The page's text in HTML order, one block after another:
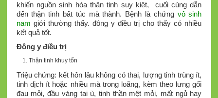
khiến nguồn sinh hóa thận tinh suy kiệt, cuối cùng dẫn
đến thận tinh bất túc mà thành. Bệnh là chứng vô sinh
nam giới thường thấy. đông y điều trị cho thấy có nhiều
kết quả tốt.
Đông y điều trị
Thận tinh khuy tổn
Triệu chứng: kết hôn lâu không có thai, lượng tinh trùng ít,
tinh dịch ít hoặc nhiều mà trong loãng, kèm theo lưng gối
đau mỏi, đầu váng tai ù, tinh thần mệt mỏi, mất ngủ hay